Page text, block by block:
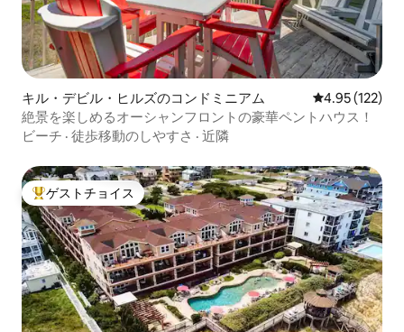
キル・デビル・ヒルズのコンドミニアム レビュー122
4.95 (122)
絶景を楽しめるオーシャンフロントの豪華ペントハウス！
ビーチ · 徒歩移動のしやすさ · 近隣
大好評のゲストチョイスです。
ゲストチョイス